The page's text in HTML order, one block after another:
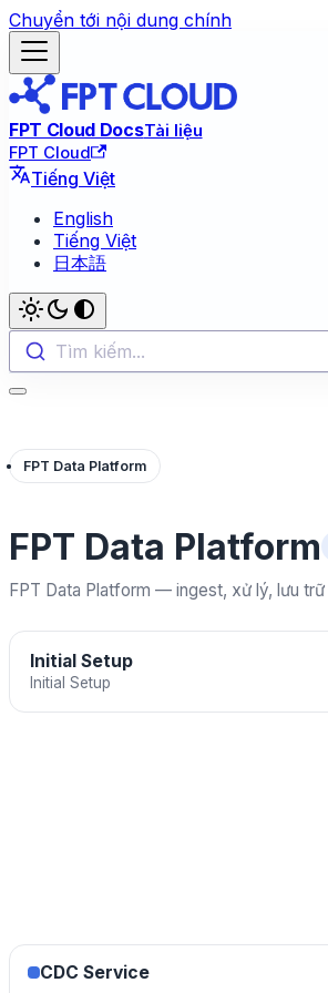
Chuyển tới nội dung chính
FPT Cloud DocsTài liệu
FPT Cloud
Tiếng Việt
English
Tiếng Việt
日本語
Tìm kiếm...
FPT Data Platform
FPT Data Platform
FPT Data Platform — ingest, xử lý, lưu
Initial Setup
Initial Setup
CDC Service